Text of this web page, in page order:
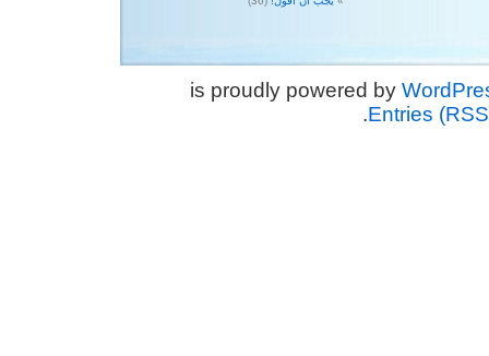
Entries
.